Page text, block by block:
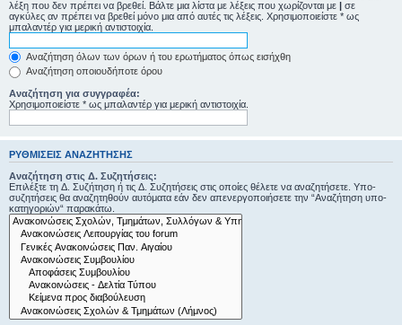
λέξη που δεν πρέπει να βρεθεί. Βάλτε μια λίστα με λέξεις που χωρίζονται με | σε
αγκύλες αν πρέπει να βρεθεί μόνο μια από αυτές τις λέξεις. Χρησιμοποιείστε * ως
μπαλαντέρ για μερική αντιστοιχία.
Αναζήτηση όλων των όρων ή του ερωτήματος όπως εισήχθη
Αναζήτηση οποιουδήποτε όρου
Αναζήτηση για συγγραφέα:
Χρησιμοποιείστε * ως μπαλαντέρ για μερική αντιστοιχία.
ΡΥΘΜΊΣΕΙΣ ΑΝΑΖΉΤΗΣΗΣ
Αναζήτηση στις Δ. Συζητήσεις:
Επιλέξτε τη Δ. Συζήτηση ή τις Δ. Συζητήσεις στις οποίες θέλετε να αναζητήσετε. Υπο-
συζητήσεις θα αναζητηθούν αυτόματα εάν δεν απενεργοποιήσετε την “Αναζήτηση υπο-
κατηγοριών“ παρακάτω.